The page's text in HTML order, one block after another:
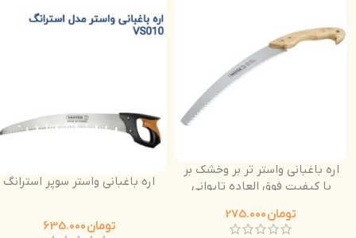
اره باغبانی واستر تر بر وخشک بر
با کیفیت فوق العاده تایوانی
تومان
اره باغبانی واستر سوپر استرانگ
تومان